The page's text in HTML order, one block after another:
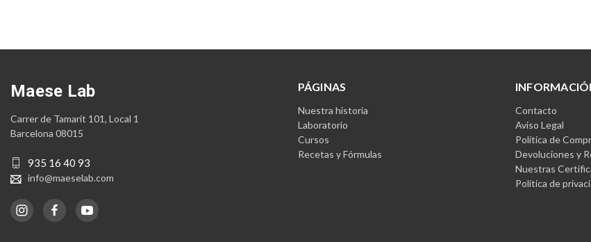
PÁGINAS
Nuestra historia
Laboratorio
Cursos
Recetas y Fórmulas
Contacto
Aviso Legal
Política de
Devoluciones y
Nuestras
Política de
Maese Lab
Carrer de Tamarit 101, Local 1
Barcelona 08015
935 16 40 93
info@maeselab.com